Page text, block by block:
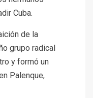
Cuba.
de la
grupo radical
y formó un
Palenque,